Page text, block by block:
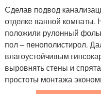
Скрытая комната
Секретные комнаты
Сделав подвод
отделке ванной
положили рулонный
пол – пенополистирол.
влагоустойчивым
выровнять стены и
простоты монтажа